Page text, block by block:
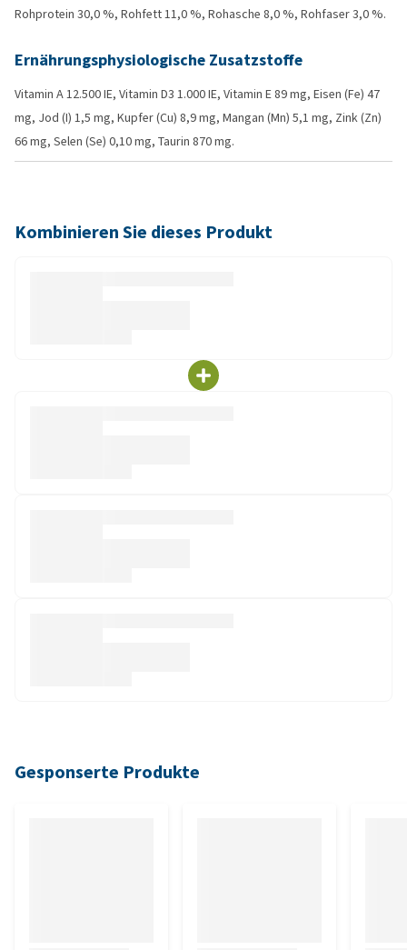
Rohprotein 30,0 %, Rohfett 11,0 %, Rohasche 8,0 %, Rohfaser 3,0 %.
Ernährungsphysiologische Zusatzstoffe
Vitamin A 12.500 IE, Vitamin D3 1.000 IE, Vitamin E 89 mg, Eisen (Fe) 47
mg, Jod (I) 1,5 mg, Kupfer (Cu) 8,9 mg, Mangan (Mn) 5,1 mg, Zink (Zn)
66 mg, Selen (Se) 0,10 mg, Taurin 870 mg.
Kombinieren Sie dieses Produkt
Gesponserte Produkte